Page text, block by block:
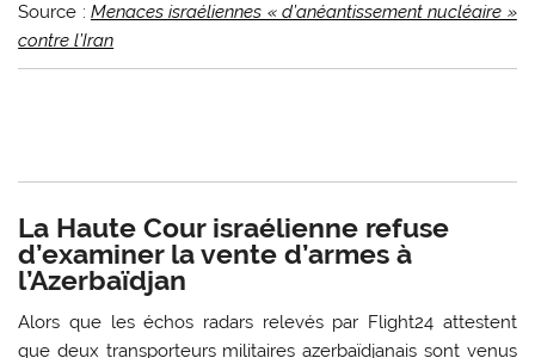
Source : Menaces israéliennes « d’anéantissement nucléaire »
contre l’Iran
La Haute Cour israélienne refuse
d’examiner la vente d’armes à
l’Azerbaïdjan
Alors que les échos radars relevés par Flight24 attestent
que deux transporteurs militaires azerbaïdjanais sont venus